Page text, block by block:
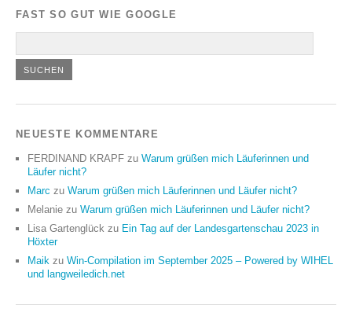
FAST SO GUT WIE GOOGLE
NEUESTE KOMMENTARE
FERDINAND KRAPF zu Warum grüßen mich Läuferinnen und
Läufer nicht?
Marc zu Warum grüßen mich Läuferinnen und Läufer nicht?
Melanie zu Warum grüßen mich Läuferinnen und Läufer nicht?
Lisa Gartenglück zu Ein Tag auf der Landesgartenschau 2023 in
Höxter
Maik zu Win-Compilation im September 2025 – Powered by WIHEL
und langweiledich.net